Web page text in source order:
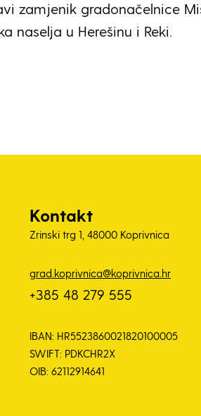
zamjenik gradonačelnice
naselja u Herešinu i Reki.
Kontakt
Zrinski trg 1, 48000 Koprivnica
grad.koprivnica@koprivnica.hr
+385 48 279 555
IBAN: HR5523860021820100005
SWIFT: PDKCHR2X
OIB: 62112914641